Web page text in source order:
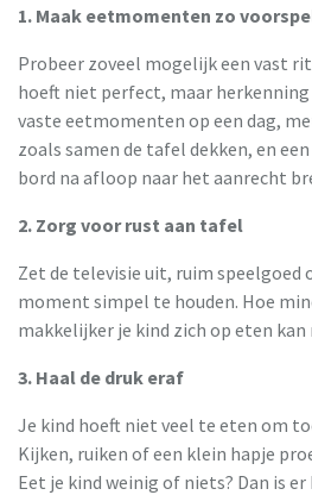
1. Maak eetmomenten zo
Probeer zoveel mogelijk een vast
hoeft niet perfect, maar
vaste eetmomenten op een dag,
zoals samen de tafel dekken, en
bord na afloop naar het aanrecht
2. Zorg voor rust aan tafel
Zet de televisie uit, ruim speelgoed
moment simpel te houden. Hoe
makkelijker je kind zich op eten kan
3. Haal de druk eraf
Je kind hoeft niet veel te eten om
Kijken, ruiken of een klein hapje
Eet je kind weinig of niets? Dan is